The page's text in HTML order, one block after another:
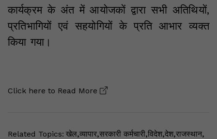
कार्यक्रम के अंत में आयोजकों द्वारा सभी अतिथियों,
प्रतिभागियों एवं सहयोगियों के प्रति आभार व्यक्त
किया गया।
Click here to Read More
Related Topics: खेल,व्यापार,सरकारी कर्मचारी,विदेश,देश,राजस्थान,